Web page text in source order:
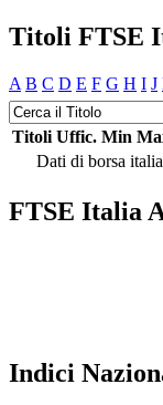
Titoli FTSE
A B C D E F G H I J
Titoli Uffic. Min
Dati di borsa
FTSE Italia
Indici